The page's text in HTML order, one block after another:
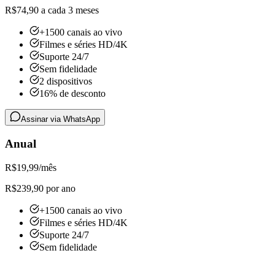
R$74,90 a cada 3 meses
+1500 canais ao vivo
Filmes e séries HD/4K
Suporte 24/7
Sem fidelidade
2 dispositivos
16% de desconto
Assinar via WhatsApp
Anual
R$19,99/mês
R$239,90 por ano
+1500 canais ao vivo
Filmes e séries HD/4K
Suporte 24/7
Sem fidelidade